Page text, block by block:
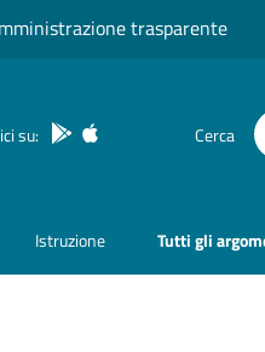
trasparente
su: App Android
App IOS Cerca
Istruzione Tutti gli